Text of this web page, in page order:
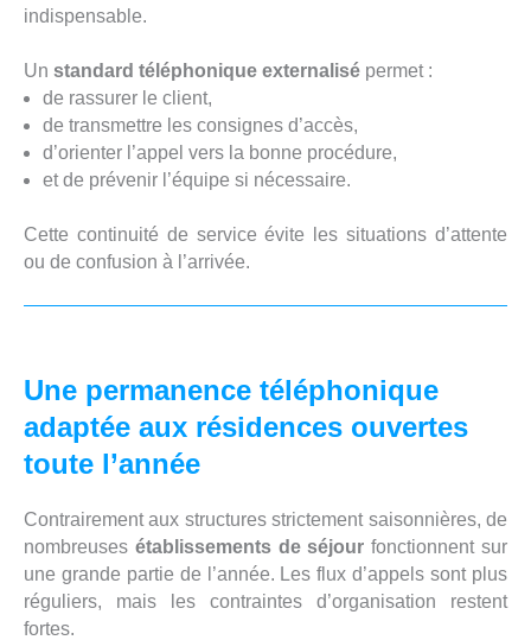
indispensable.
Un standard téléphonique externalisé permet :
de rassurer le client,
de transmettre les consignes d’accès,
d’orienter l’appel vers la bonne procédure,
et de prévenir l’équipe si nécessaire.
Cette continuité de service évite les situations d’attente
ou de confusion à l’arrivée.
Une permanence téléphonique
adaptée aux résidences ouvertes
toute l’année
Contrairement aux structures strictement saisonnières, de
nombreuses établissements de séjour fonctionnent sur
une grande partie de l’année. Les flux d’appels sont plus
réguliers, mais les contraintes d’organisation restent
fortes.